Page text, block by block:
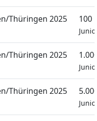
Thüringen 2025 100
Thüringen 2025
Thüringen 2025